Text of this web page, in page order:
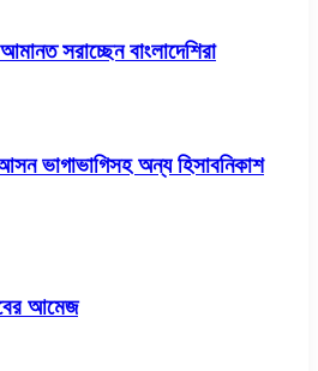
সরাচ্ছেন বাংলাদেশিরা
ভাগাভাগিসহ অন্য হিসাবনিকাশ
আমেজ